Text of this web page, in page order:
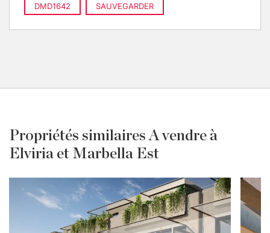
DMD1642 SAUVEGARDER
Propriétés similaires A vendre à
Elviria et Marbella Est